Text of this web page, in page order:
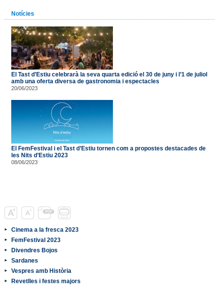
Notícies
El Tast d’Estiu celebrarà la seva quarta edició el 30 de juny i l’1 de juliol
amb una oferta diversa de gastronomia i espectacles
20/06/2023
El FemFestival i el Tast d’Estiu tornen com a propostes destacades de
les Nits d’Estiu 2023
08/06/2023
Cinema a la fresca 2023
FemFestival 2023
Divendres Bojos
Sardanes
Vespres amb Història
Revetlles i festes majors